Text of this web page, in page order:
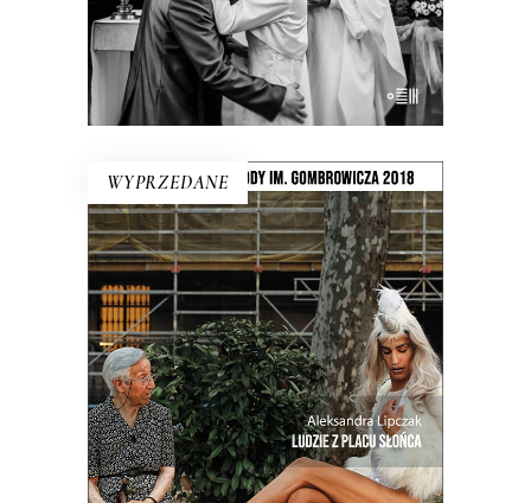
E-BOOK DO KOSZYKA
WYPRZEDANE
LUDZIE Z PLACU SŁOŃCA
Intymny portret kraju na rozdrożu.
Miejsca, w którym coś się skończyło, a
nowe jeszcze nie zaczęło. Reportaże o
Hiszpanii z krwi i kości, a nie z
turystycznego folderu.